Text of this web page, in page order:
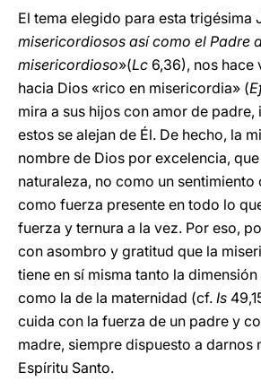
El tema elegido para esta trigésima
misericordiosos así como el Padre
misericordioso»(Lc 6,36), nos hace
hacia Dios «rico en misericordia» (
mira a sus hijos con amor de padre,
estos se alejan de Él. De hecho, la
nombre de Dios por excelencia,
naturaleza, no como un sentimiento
como fuerza presente en todo lo
fuerza y ternura a la vez. Por eso,
con asombro y gratitud que la
tiene en sí misma tanto la
como la de la maternidad (cf. Is
cuida con la fuerza de un padre y
madre, siempre dispuesto a darnos
Espíritu Santo.